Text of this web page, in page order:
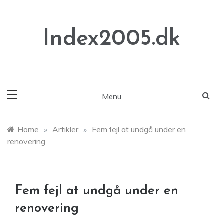
Index2005.dk
Menu
Home » Artikler » Fem fejl at undgå under en
renovering
Fem fejl at undgå under en
renovering